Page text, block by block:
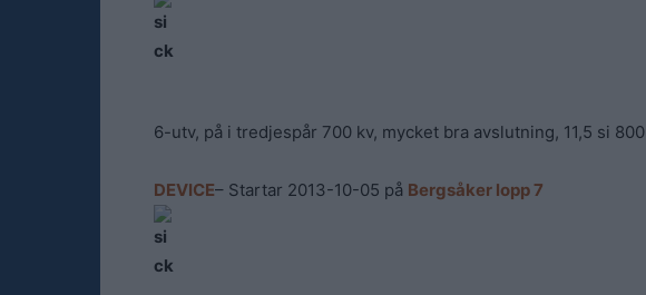
6-utv, på i tredjespår 700 kv, mycket bra avslutning, 11,5 si 800
DEVICE– Startar 2013-10-05 på Bergsåker lopp 7